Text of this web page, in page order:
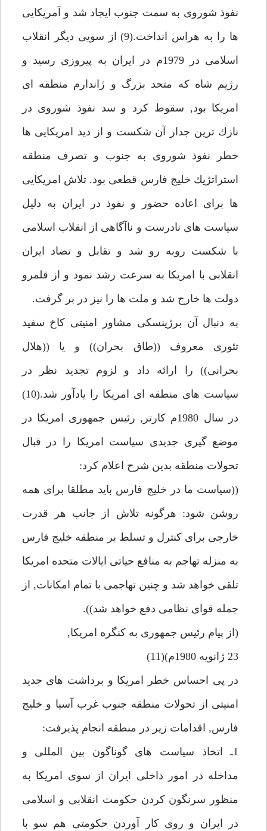
نفوذ شوروى به سمت جنوب ايجاد شد و آمريكايى
ها را به هراس انداخت.(9) از سويى ديگر انقلاب
اسلامى در 1979م در ايران به پيروزى رسيد و
رژيم شاه كه متحد بزرگ و ژاندارم منطقه اى
امريكا بود, سقوط كرد و سد نفوذ شوروى در
نازك ترين جدار آن شكست و از ديد امريكايى ها
خطر نفوذ شوروى به جنوب و تصرف منطقه
استراتژيك خليج فارس قطعى بود. تلاش امريكايى
ها براى اعاده حضور و نفوذ در ايران به دليل
سياست هاى نادرست و ناآگاهى از انقلاب اسلامى
با شكست روبه رو شد و تقابل و تضاد ايران
انقلابى با امريكا به سرعت رشد نمود و از قلمرو
دولت ها خارج شد و ملت ها را نيز در بر گرفت.
به دنبال آن برژينسكى مشاور امنيتى كاخ سفيد
تئورى معروف ((طاق بحران)) و يا ((هلال
بحرانى)) را ارائه داد و لزوم تجديد نظر در
سياست هاى منطقه اى امريكا را يادآور شد.(10)
در سال 1980م كارتر, رئيس جمهورى امريكا در
موضع گيرى جديدى سياست امريكا را در قبال
تحولات منطقه بدين شرح اعلام كرد:
((سياست ما در خليج فارس بايد مطلقا براى همه
روشن شود: هرگونه تلاش از جانب هر قدرت
خارجى براى كنترل و تسلط بر منطقه خليج فارس
به منزله تهاجم به منافع حياتى ايالات متحده امريكا
تلقى خواهد شد و چنين تهاجمى با تمام امكانات, از
جمله قواى نظامى دفع خواهد شد)).
(از پيام رئيس جمهورى به كنگره امريكا,
23 ژانويه 1980م)(11)
در پى احساس خطر امريكا و برداشت هاى جديد
امنيتى از تحولات منطقه جنوب غرب آسيا و خليج
فارس, اقدامات زير در منطقه انجام پذيرفت:
1ـ اتخاذ سياست هاى گوناگون بين المللى و
مداخله در امور داخلى ايران از سوى امريكا به
منظور سرنگون كردن حكومت انقلابى و اسلامى
در ايران و روى كار آوردن حكومتى هم سو با